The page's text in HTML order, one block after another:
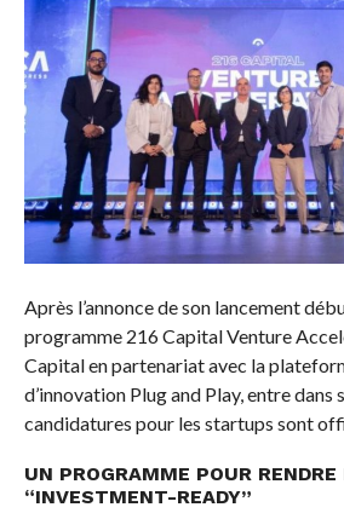
Après l’annonce de son lancement
programme 216 Capital Venture
Capital en partenariat avec la
d’innovation Plug and Play, entre dans
candidatures pour les startups sont
UN PROGRAMME POUR
“INVESTMENT-READY”